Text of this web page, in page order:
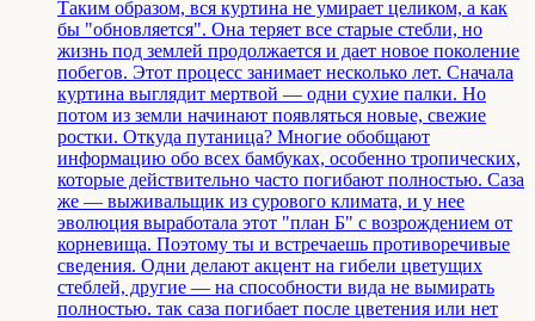
Таким образом, вся куртина не умирает целиком, а как
бы "обновляется". Она теряет все старые стебли, но
жизнь под землей продолжается и дает новое поколение
побегов. Этот процесс занимает несколько лет. Сначала
куртина выглядит мертвой — одни сухие палки. Но
потом из земли начинают появляться новые, свежие
ростки. Откуда путаница? Многие обобщают
информацию обо всех бамбуках, особенно тропических,
которые действительно часто погибают полностью. Саза
же — выживальщик из сурового климата, и у нее
эволюция выработала этот "план Б" с возрождением от
корневища. Поэтому ты и встречаешь противоречивые
сведения. Одни делают акцент на гибели цветущих
стеблей, другие — на способности вида не вымирать
полностью. так саза погибает после цветения или нет